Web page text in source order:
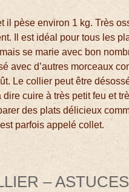
il pèse environ 1 kg. Très
Il est idéal pour tous les
se marie avec bon
avec d’autres morceaux
Le collier peut être
dire cuire à très petit feu et
des plats délicieux
parfois appelé collet.
–